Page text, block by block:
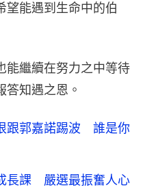
望能遇到生命中的伯
能繼續在努力之中等待
答知遇之恩。
跟郭嘉諾踢波 誰是你
長課 嚴選最振奮人心